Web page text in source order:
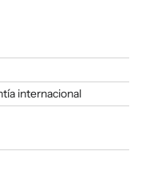
internacional